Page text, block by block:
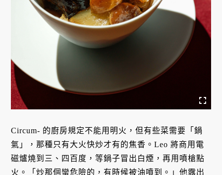
Circum- 的廚房規定不能用明火，但有些菜需要「鍋
氣」，那種只有大火快炒才有的焦香。Leo 將商用電
磁爐燒到三、四百度，等鍋子冒出白煙，再用噴槍點
火。「炒那個蠻危險的，有時候被油噴到。」他露出